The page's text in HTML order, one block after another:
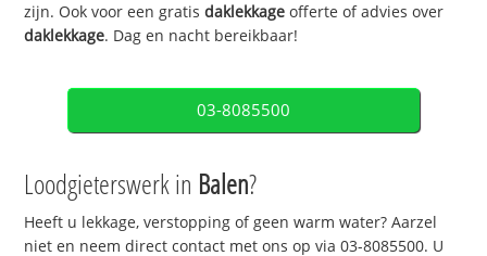
zijn. Ook voor een gratisdaklekkage offerte of advies over
daklekkage. Dag en nacht bereikbaar!
03-8085500
Loodgieterswerk in Balen?
Heeft u lekkage, verstopping of geen warm water? Aarzel
niet en neem direct contact met ons op via 03-8085500. U